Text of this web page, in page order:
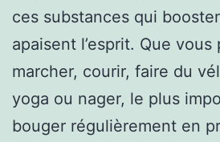
ces substances qui
apaisent l’esprit. Que vous
marcher, courir, faire du
yoga ou nager, le plus
bouger régulièrement en